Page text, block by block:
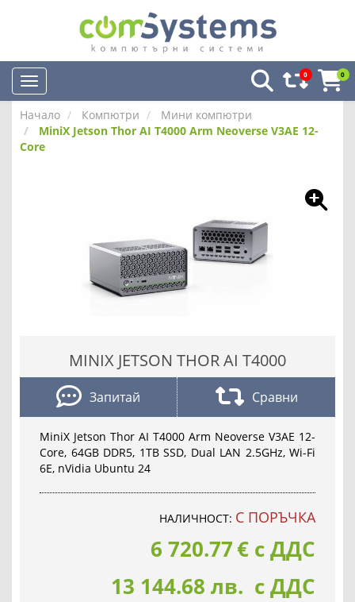
0 0
Начало Компютри
Мини компютри
MiniX Jetson Thor AI T4000 Arm Neoverse V3AE 12-
Core
MINIX JETSON THOR AI T4000
Запитай Сравни
MiniX Jetson Thor AI T4000 Arm Neoverse V3AE 12-
Core, 64GB DDR5, 1TB SSD, Dual LAN 2.5GHz, Wi-Fi
6E, nVidia Ubuntu 24
НАЛИЧНОСТ: С ПОРЪЧКА
6 720.77€ с ДДС
13 144.68 лв. с ДДС